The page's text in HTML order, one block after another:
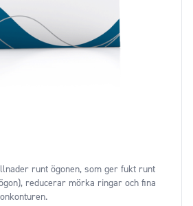
runt ögonen, som ger fukt runt
reducerar mörka ringar och fina